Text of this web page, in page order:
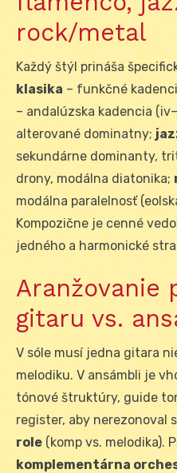
rock/metal
Každý štýl prináša
klasika – funkčné
– andalúzska kadencia
alterované dominatny;
sekundárne dominanty,
drony, modálna diatonika;
modálna paralelnosť
Kompozične je cenné
jedného a harmonické
Aranžovanie
gitaru vs.
V sóle musí jedna gitara
melodiku. V ansámbli je
tónové štruktúry, guide
register, aby nerezonoval
role (komp vs. melodika).
komplementárna